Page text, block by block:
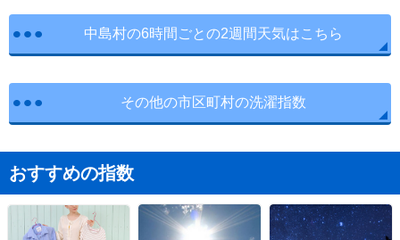
中島村の6時間ごとの2週間天気はこちら
その他の市区町村の洗濯指数
おすすめの指数